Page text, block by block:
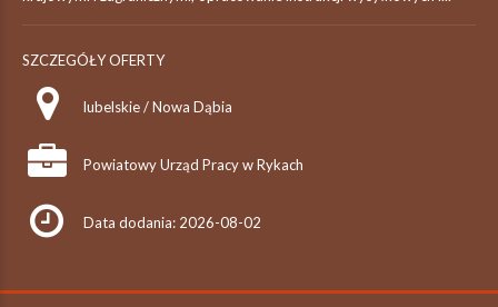
SZCZEGÓŁY OFERTY
lubelskie / Nowa Dąbia
Powiatowy Urząd Pracy w Rykach
Data dodania: 2026-08-02